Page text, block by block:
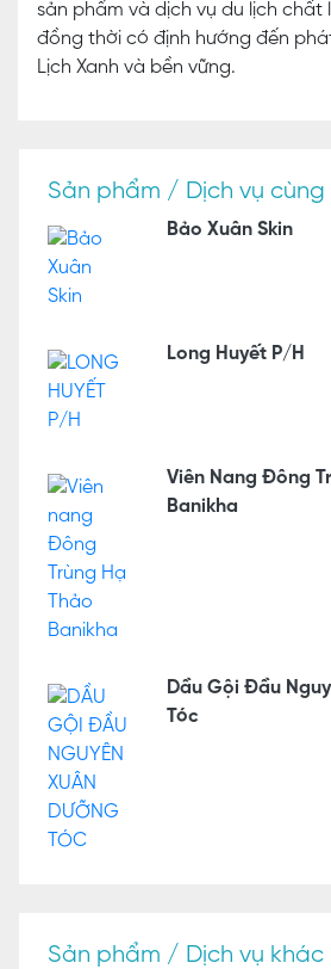
sản phẩm và dịch vụ du lịch
đồng thời có định hướng đến
Lịch Xanh và bền vững.
Sản phẩm / Dịch vụ cùng
Bảo Xuân Skin
Long Huyết P/H
Viên Nang Đông
Banikha
Dầu Gội Đầu
Tóc
Sản phẩm / Dịch vụ khác